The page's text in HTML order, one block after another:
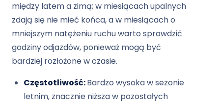
między latem a zimą; w miesiącach upalnych
zdają się nie mieć końca, a w miesiącach o
mniejszym natężeniu ruchu warto sprawdzić
godziny odjazdów, ponieważ mogą być
bardziej rozłożone w czasie.
Częstotliwość:Bardzo wysoka w sezonie
letnim, znacznie niższa w pozostałych